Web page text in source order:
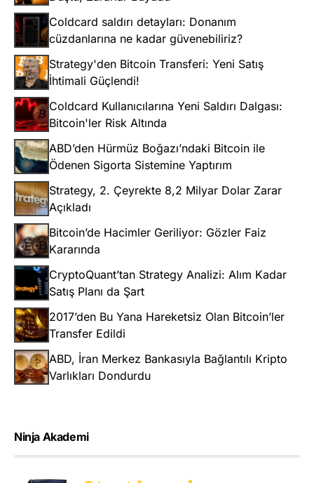
Coldcard saldırı detayları: Donanım
cüzdanlarına ne kadar güvenebiliriz?
Strategy'den Bitcoin Transferi: Yeni Satış
İhtimali Güçlendi!
Coldcard Kullanıcılarına Yeni Saldırı Dalgası:
Bitcoin'ler Risk Altında
ABD’den Hürmüz Boğazı’ndaki Bitcoin ile
Ödenen Sigorta Sistemine Yaptırım
Strategy, 2. Çeyrekte 8,2 Milyar Dolar Zarar
Açıkladı
Bitcoin’de Hacimler Geriliyor: Gözler Faiz
Kararında
CryptoQuant’tan Strategy Analizi: Alım Kadar
Satış Planı da Şart
2017’den Bu Yana Hareketsiz Olan Bitcoin’ler
Transfer Edildi
ABD, İran Merkez Bankasıyla Bağlantılı Kripto
Varlıkları Dondurdu
Ninja Akademi